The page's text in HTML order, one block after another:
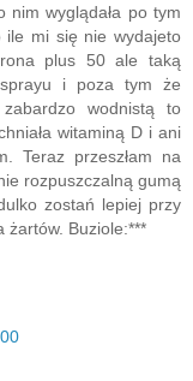
wyglądała po tym
ile mi się nie wydajeto
plus 50 ale taką
i poza tym że
wodnistą to
witaminą D i ani
Teraz przeszłam na
rozpuszczalną gumą
zostań lepiej przy
żartów. Buziole:***